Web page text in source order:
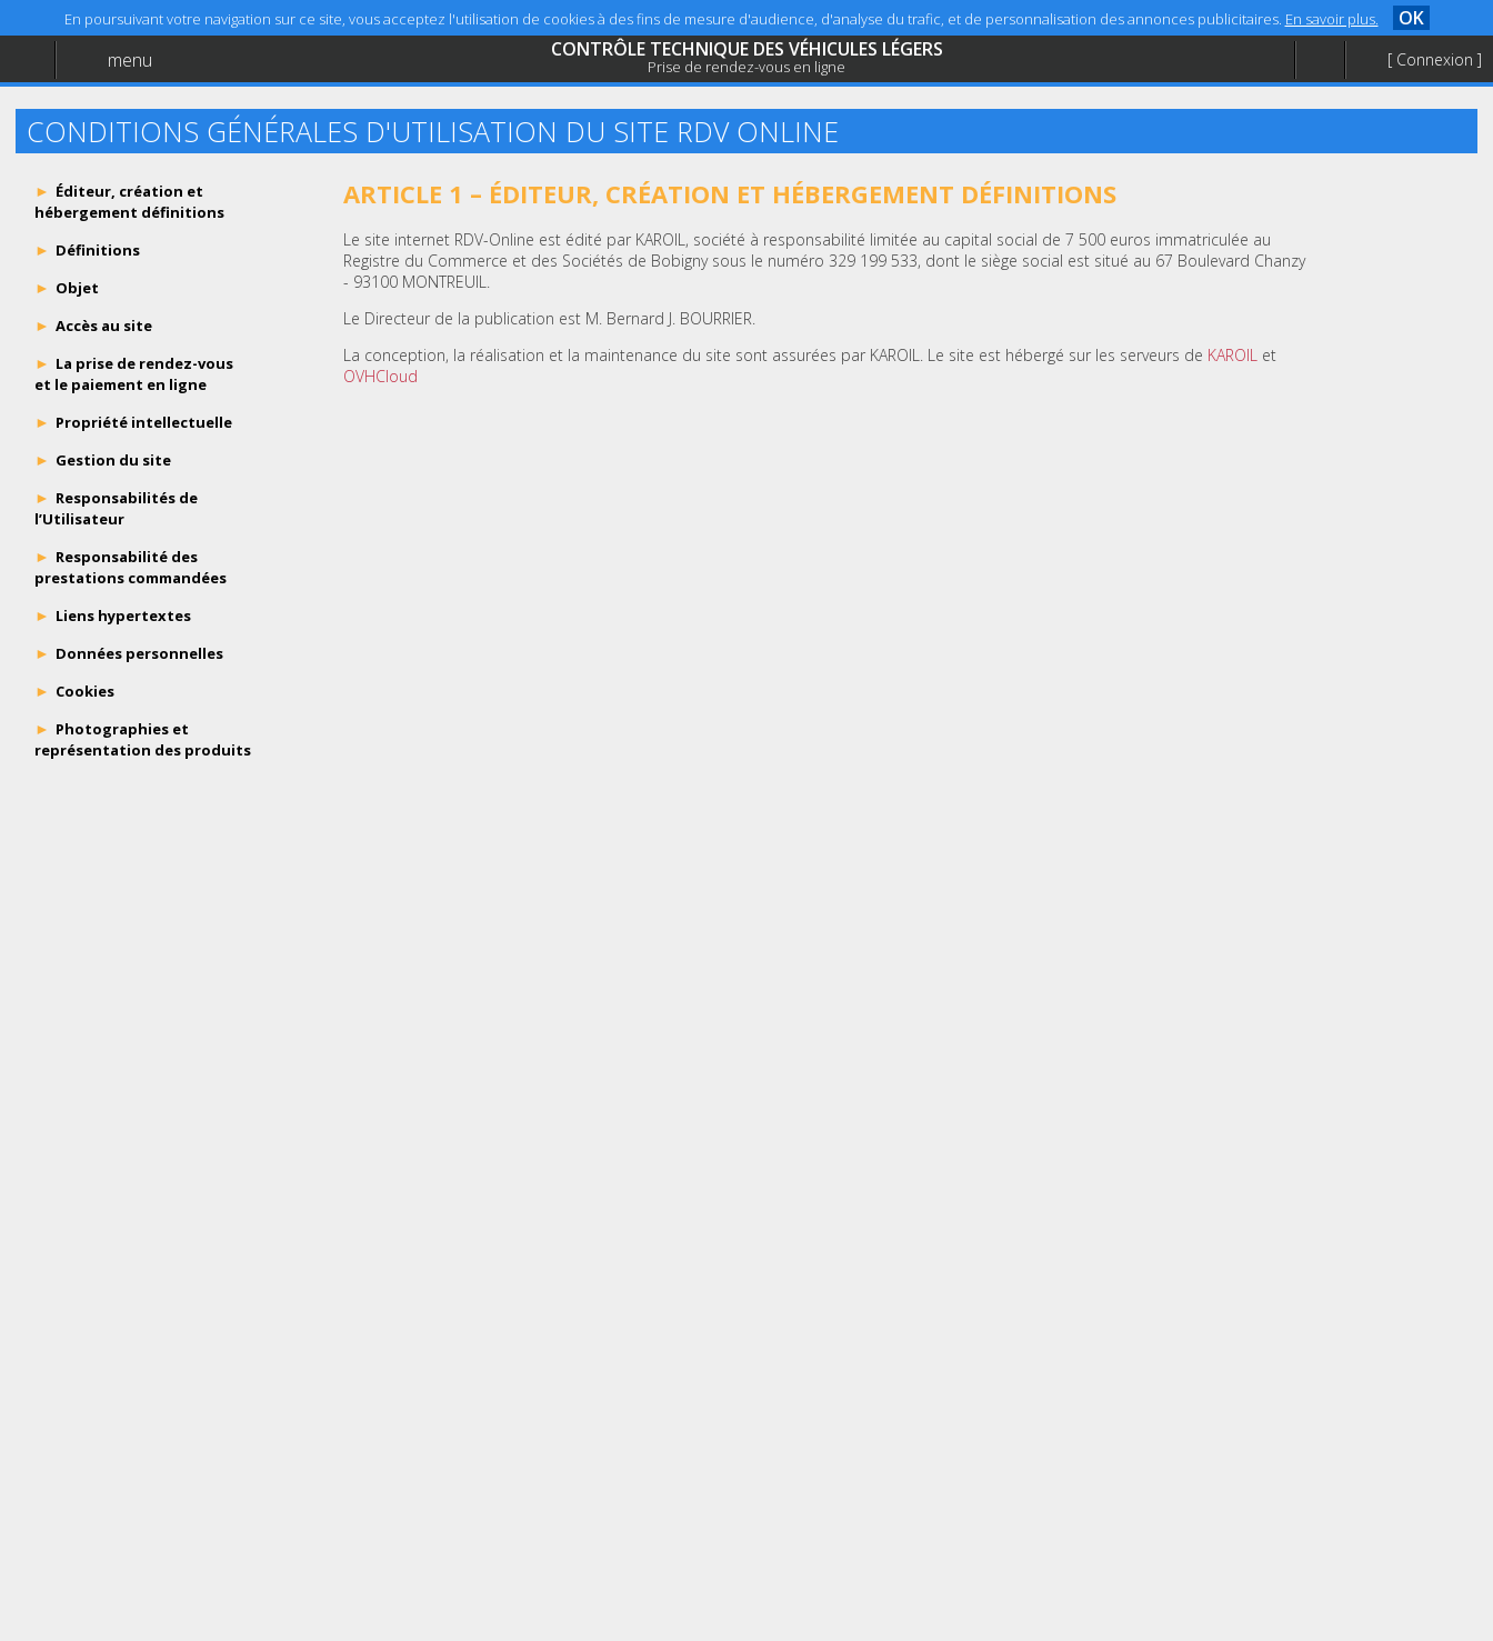
En poursuivant votre navigation sur ce site, vous acceptez l'utilisation de cookies à des fins de mesure d'audience, d'analyse du trafic, et de personnalisation des annonces publicitaires. En savoir plus. OK
Aide
menu CONTRÔLE TECHNIQUE DES VÉHICULES LÉGERS
Prise de rendez-vous en ligne [ Connexion ]
CONDITIONS GÉNÉRALES D'UTILISATION DU SITE RDV ONLINE
Éditeur, création et
hébergement définitions
Définitions
Objet
Accès au site
La prise de rendez-vous
et le paiement en ligne
Propriété intellectuelle
Gestion du site
Responsabilités de
l’Utilisateur
Responsabilité des
prestations commandées
Liens hypertextes
Données personnelles
Cookies
Photographies et
représentation des produits
ARTICLE 1 – ÉDITEUR, CRÉATION ET HÉBERGEMENT DÉFINITIONS
Le site internet RDV-Online est édité par KAROIL, société à responsabilité limitée au capital social de 7 500 euros immatriculée au
Registre du Commerce et des Sociétés de Bobigny sous le numéro 329 199 533, dont le siège social est situé au 67 Boulevard Chanzy
- 93100 MONTREUIL.
Le Directeur de la publication est M. Bernard J. BOURRIER.
La conception, la réalisation et la maintenance du site sont assurées par KAROIL. Le site est hébergé sur les serveurs de KAROIL et
OVHCloud